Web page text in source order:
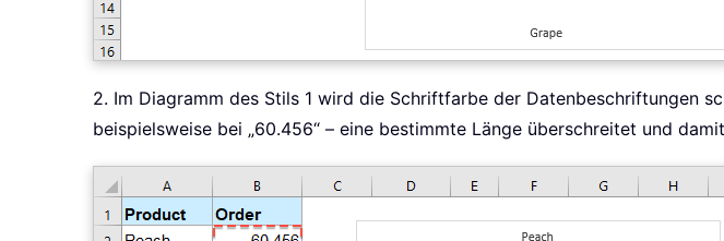
2. Im Diagramm des Stils 1 wird die Schriftfarbe der Datenbeschriftungen
beispielsweise bei „60.456“ – eine bestimmte Länge überschreitet und